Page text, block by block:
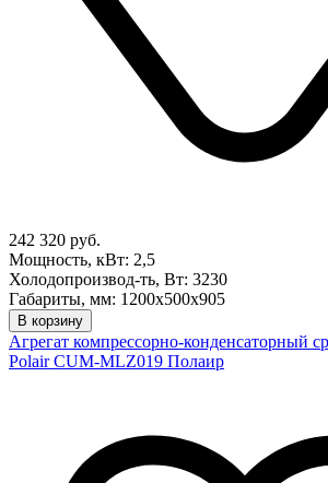
242 320 руб.
Мощность, кВт: 2,5
Холодопроизвод-ть, Вт: 3230
Габариты, мм: 1200х500х905
В корзину
Агрегат компрессорно-конденсаторный
Polair CUM-MLZ019 Полаир